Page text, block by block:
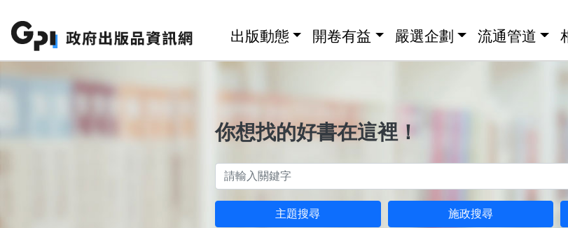
出版動態 開卷有益 嚴選企劃 流通管道
你想找的好書在這裡！
主題搜尋 施政搜尋